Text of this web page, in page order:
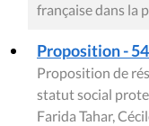
française dans la
Proposition -
Proposition de
statut social
Farida Tahar,